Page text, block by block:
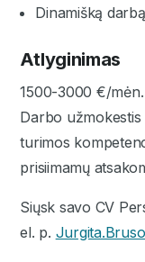
Dinamišką
Atlyginimas
1500-3000 €/
Darbo
turimos
prisiimamų
Siųsk savo CV
el. p.